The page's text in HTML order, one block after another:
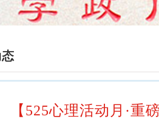
【525心理活动月·